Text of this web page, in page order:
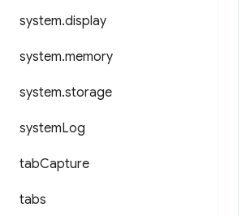
system.display
system.memory
system.storage
systemLog
tabCapture
tabs